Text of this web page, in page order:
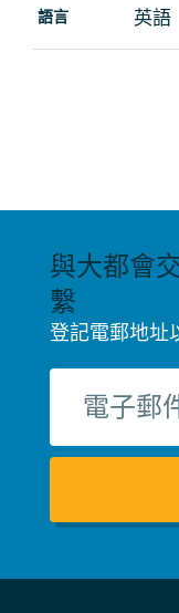
語言 英語
與大都會
繫
登記電郵地址
郵
件